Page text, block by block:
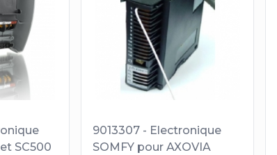
SC500
9013307 - Electronique
SOMFY pour AXOVIA